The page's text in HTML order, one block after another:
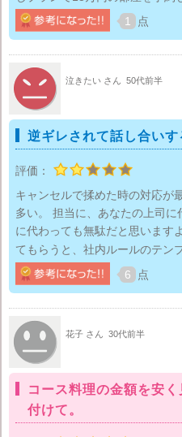
1 点
泣きたい さん 50代前半
逆ギレされて話し合いす
評価：
キャンセルで揉めた時の対応が
多い。 担当に、あなたの上司に
に代わっても無駄だと思います
てもらうと、社内ルールのテン
6 点
花子 さん 30代前半
コース料理の金額を安
付けて。